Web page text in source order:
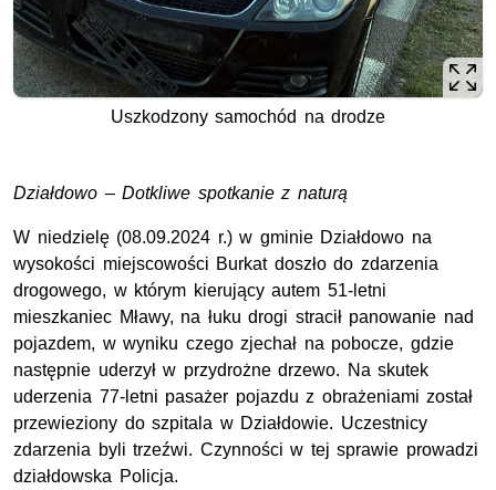
Uszkodzony samochód na drodze
Działdowo – Dotkliwe spotkanie z naturą
W niedzielę (08.09.2024 r.) w gminie Działdowo na
wysokości miejscowości Burkat doszło do zdarzenia
drogowego, w którym kierujący autem 51-letni
mieszkaniec Mławy, na łuku drogi stracił panowanie nad
pojazdem, w wyniku czego zjechał na pobocze, gdzie
następnie uderzył w przydrożne drzewo. Na skutek
uderzenia 77-letni pasażer pojazdu z obrażeniami został
przewieziony do szpitala w Działdowie. Uczestnicy
zdarzenia byli trzeźwi. Czynności w tej sprawie prowadzi
działdowska Policja.